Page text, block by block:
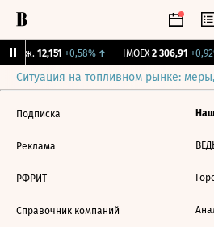
Бирж. 12,151 +0,58%↑ IMOEX 2 306,91
Ситуация на топливном рынке:
Подписка
Реклама
РФРИТ
Справочник компаний